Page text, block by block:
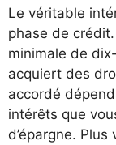
Le véritable
phase de
minimale de
acquiert des
accordé
intérêts que
d’épargne.